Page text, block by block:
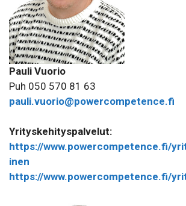
Pauli Vuorio
Puh 050 570 81 63
pauli.vuorio@powercompetence.fi
Yrityskehityspalvelut:
https://www.powercompetence.fi/
inen
https://www.powercompetence.fi/